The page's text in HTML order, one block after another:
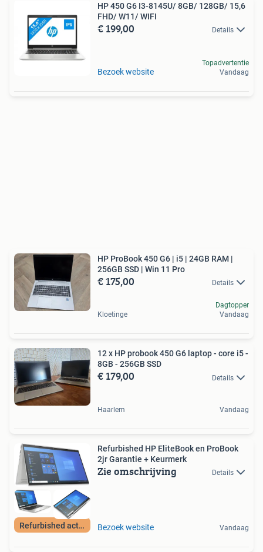
HP 450 G6 I3-8145U/ 8GB/ 128GB/ 15,6
FHD/ W11/ WIFI
€ 199,00 Details
Bezoek website
Topadvertentie
Vandaag
HP ProBook 450 G6 | i5 | 24GB RAM |
256GB SSD | Win 11 Pro
€ 175,00 Details
Kloetinge
Dagtopper
Vandaag
12 x HP probook 450 G6 laptop - core i5 -
8GB - 256GB SSD
€ 179,00 Details
Haarlem Vandaag
Refurbished actie!
Refurbished HP EliteBook en ProBook
2jr Garantie + Keurmerk
Zie omschrijving Details
Bezoek website Vandaag